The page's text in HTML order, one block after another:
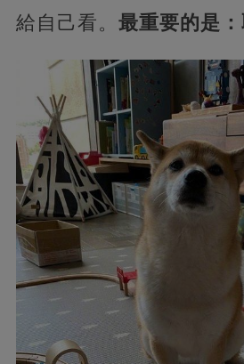
給自己看。 最重要的是：